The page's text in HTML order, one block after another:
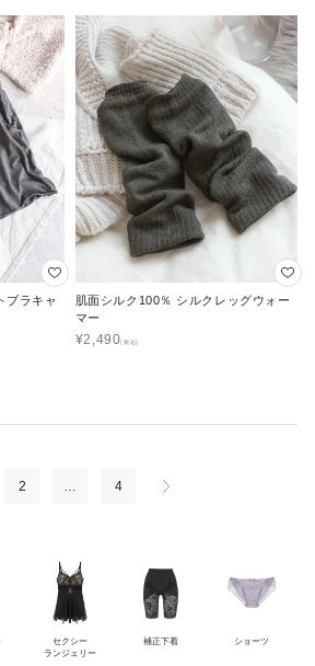
ブラキャ
肌面シルク100％ シルクレッグウォー
マー
¥2,490
2 4
セクシー
ランジェリー
補正下着 ショーツ